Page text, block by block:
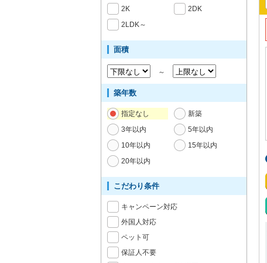
2K
2DK
2LDK～
面積
～
築年数
指定なし
新築
3年以内
5年以内
10年以内
15年以内
20年以内
こだわり条件
キャンペーン対応
外国人対応
ペット可
保証人不要